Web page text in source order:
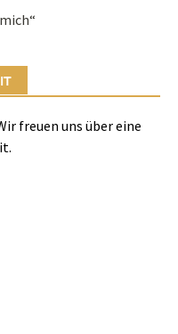
freuen uns über eine